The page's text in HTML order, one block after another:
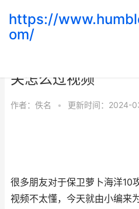
https://
om/
关怎么过视频
作者： 佚名 • 更新时间：2024-
很多朋友对于保卫萝卜海洋10
视频不太懂，今天就由小编来